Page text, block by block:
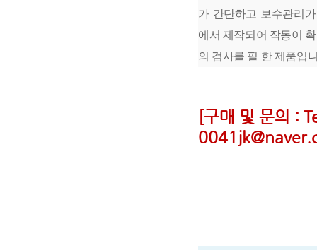
가 간단하고 보수관리
에서 제작되어 작동이
의 검사를 필 한 제품입
[구매 및 문의 :